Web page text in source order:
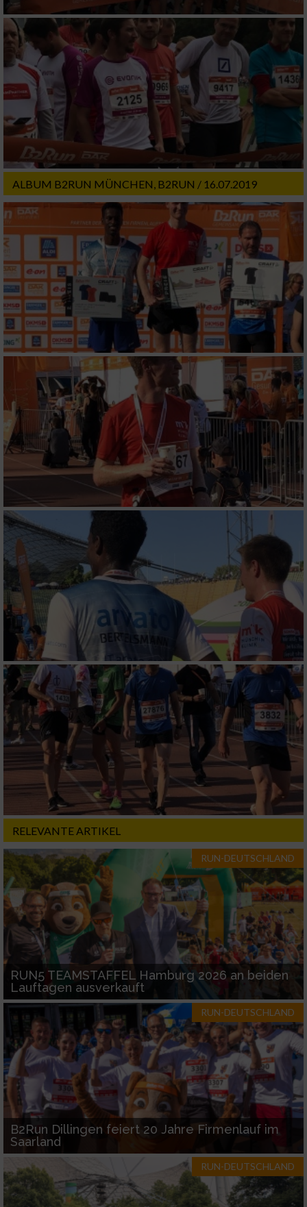
ALBUM B2RUN MÜNCHEN, B2RUN / 16.07.2019
RELEVANTE ARTIKEL
RUN-DEUTSCHLAND
RUN5 TEAMSTAFFEL Hamburg 2026 an beiden
Lauftagen ausverkauft
RUN-DEUTSCHLAND
B2Run Dillingen feiert 20 Jahre Firmenlauf im
Saarland
RUN-DEUTSCHLAND